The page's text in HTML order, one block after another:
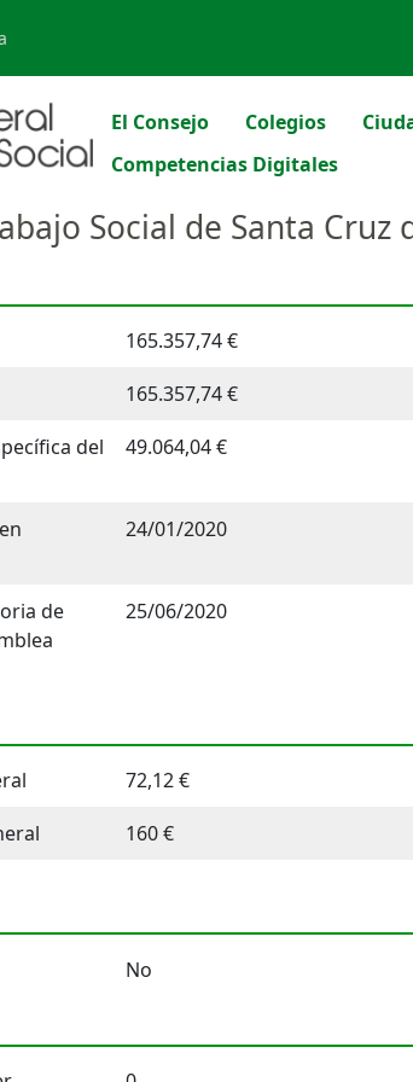
El Consejo Colegios
Competencias Digitales
Social de Santa
165.357,74 €
165.357,74 €
del
49.064,04 €
24/01/2020
de
25/06/2020
72,12 €
160 €
No